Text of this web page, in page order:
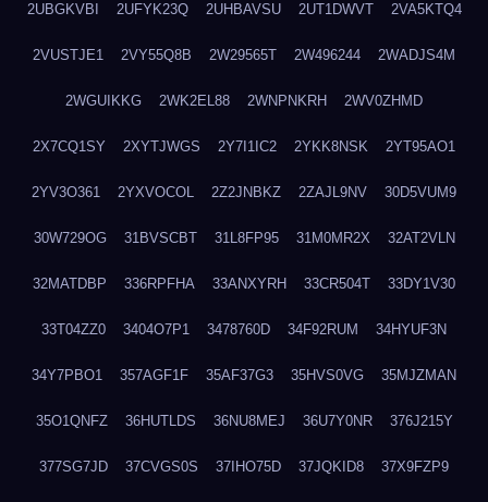
2UBGKVBI 2UFYK23Q 2UHBAVSU 2UT1DWVT 2VA5KTQ4
2VUSTJE1 2VY55Q8B 2W29565T 2W496244 2WADJS4M
2WGUIKKG 2WK2EL88 2WNPNKRH 2WV0ZHMD
2X7CQ1SY 2XYTJWGS 2Y7I1IC2 2YKK8NSK 2YT95AO1
2YV3O361 2YXVOCOL 2Z2JNBKZ 2ZAJL9NV 30D5VUM9
30W729OG 31BVSCBT 31L8FP95 31M0MR2X 32AT2VLN
32MATDBP 336RPFHA 33ANXYRH 33CR504T 33DY1V30
33T04ZZ0 3404O7P1 3478760D 34F92RUM 34HYUF3N
34Y7PBO1 357AGF1F 35AF37G3 35HVS0VG 35MJZMAN
35O1QNFZ 36HUTLDS 36NU8MEJ 36U7Y0NR 376J215Y
377SG7JD 37CVGS0S 37IHO75D 37JQKID8 37X9FZP9